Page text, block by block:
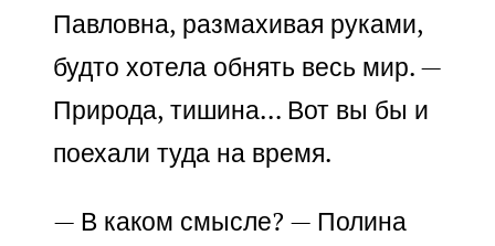
Павловна, размахивая руками,
будто хотела обнять весь мир. —
Природа, тишина… Вот вы бы и
поехали туда на время.
— В каком смысле? — Полина